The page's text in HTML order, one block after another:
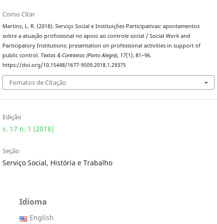
Como Citar
Martins, L. R. (2018). Serviço Social e Instituições Participativas: apontamentos
sobre a atuação profissional no apoio ao controle social / Social Work and
Participatory Institutions: presentation on professional activities in support of
public control. Textos & Contextos (Porto Alegre), 17(1), 81–96.
https://doi.org/10.15448/1677-9509.2018.1.29375
Fomatos de Citação
Edição
v. 17 n. 1 (2018)
Seção
Serviço Social, História e Trabalho
Idioma
English